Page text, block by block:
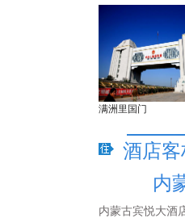
满洲里国门
酒店客
内
内蒙古宾悦大酒